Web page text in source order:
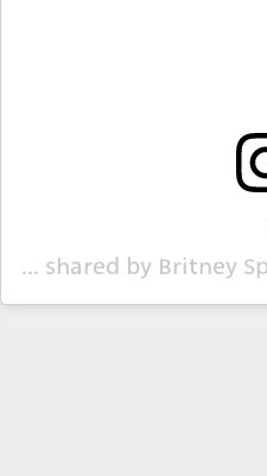
A post shared by Britney Spears (@britneyspears)